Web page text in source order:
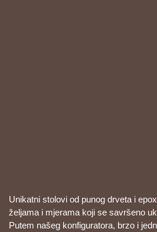
Unikatni stolovi od punog drveta i
željama i mjerama koji se savršeno
Putem našeg konfiguratora, brzo i